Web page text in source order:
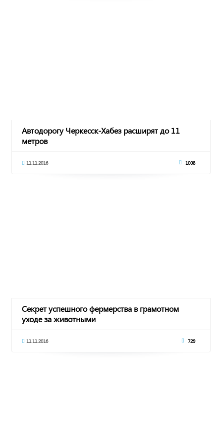
Автодорогу Черкесск-Хабез расширят до 11
метров
11.11.2016 1008
Секрет успешного фермерства в грамотном
уходе за животными
11.11.2016 729